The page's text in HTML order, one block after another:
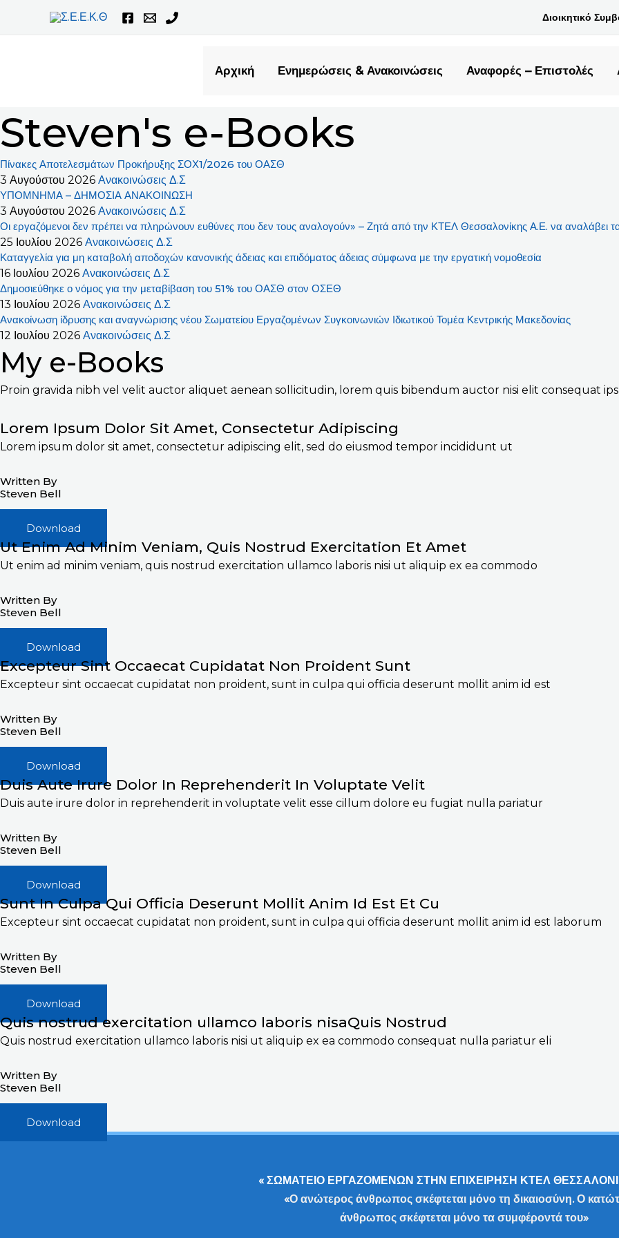
Διοικητικό
Αρχική Ενημερώσεις & Ανακοινώσεις Αναφορές – Επιστολές
Steven's e-Books
Πίνακες Αποτελεσμάτων Προκήρυξης ΣΟΧ1/2026 του ΟΑΣΘ
3 Αυγούστου 2026 Ανακοινώσεις Δ.Σ
ΥΠΟΜΝΗΜΑ – ΔΗΜΟΣΙΑ ΑΝΑΚΟΙΝΩΣΗ
3 Αυγούστου 2026 Ανακοινώσεις Δ.Σ
Οι εργαζόμενοι δεν πρέπει να πληρώνουν ευθύνες που δεν τους αναλογούν» – Ζητά από την ΚΤΕΛ Θεσσαλονίκης Α.Ε. να αναλάβει
25 Ιουλίου 2026 Ανακοινώσεις Δ.Σ
Καταγγελία για μη καταβολή αποδοχών κανονικής άδειας και επιδόματος άδειας σύμφωνα με την εργατική νομοθεσία
16 Ιουλίου 2026 Ανακοινώσεις Δ.Σ
Δημοσιεύθηκε ο νόμος για την μεταβίβαση του 51% του ΟΑΣΘ στον ΟΣΕΘ
13 Ιουλίου 2026 Ανακοινώσεις Δ.Σ
Ανακοίνωση ίδρυσης και αναγνώρισης νέου Σωματείου Εργαζομένων Συγκοινωνιών Ιδιωτικού Τομέα Κεντρικής Μακεδονίας
12 Ιουλίου 2026 Ανακοινώσεις Δ.Σ
My e-Books
Proin gravida nibh vel velit auctor aliquet aenean sollicitudin, lorem quis bibendum auctor nisi elit consequat
Lorem Ipsum Dolor Sit Amet, Consectetur Adipiscing
Lorem ipsum dolor sit amet, consectetur adipiscing elit, sed do eiusmod tempor incididunt ut
Written By
Steven Bell
Download
Ut Enim Ad Minim Veniam, Quis Nostrud Exercitation Et Amet
Ut enim ad minim veniam, quis nostrud exercitation ullamco laboris nisi ut aliquip ex ea commodo
Written By
Steven Bell
Download
Excepteur Sint Occaecat Cupidatat Non Proident Sunt
Excepteur sint occaecat cupidatat non proident, sunt in culpa qui officia deserunt mollit anim id est
Written By
Steven Bell
Download
Duis Aute Irure Dolor In Reprehenderit In Voluptate Velit
Duis aute irure dolor in reprehenderit in voluptate velit esse cillum dolore eu fugiat nulla pariatur
Written By
Steven Bell
Download
Sunt In Culpa Qui Officia Deserunt Mollit Anim Id Est Et Cu
Excepteur sint occaecat cupidatat non proident, sunt in culpa qui officia deserunt mollit anim id est laborum
Written By
Steven Bell
Download
Quis nostrud exercitation ullamco laboris nisaQuis Nostrud
Quis nostrud exercitation ullamco laboris nisi ut aliquip ex ea commodo consequat nulla pariatur eli
Written By
Steven Bell
Download
« ΣΩΜΑΤΕΙΟ ΕΡΓΑΖΟΜΕΝΩΝ ΣΤΗΝ ΕΠΙΧΕΙΡΗΣΗ ΚΤΕΛ
«Ο ανώτερος άνθρωπος σκέφτεται μόνο τη δικαιοσύνη. Ο
άνθρωπος σκέφτεται μόνο τα συμφέροντά του»